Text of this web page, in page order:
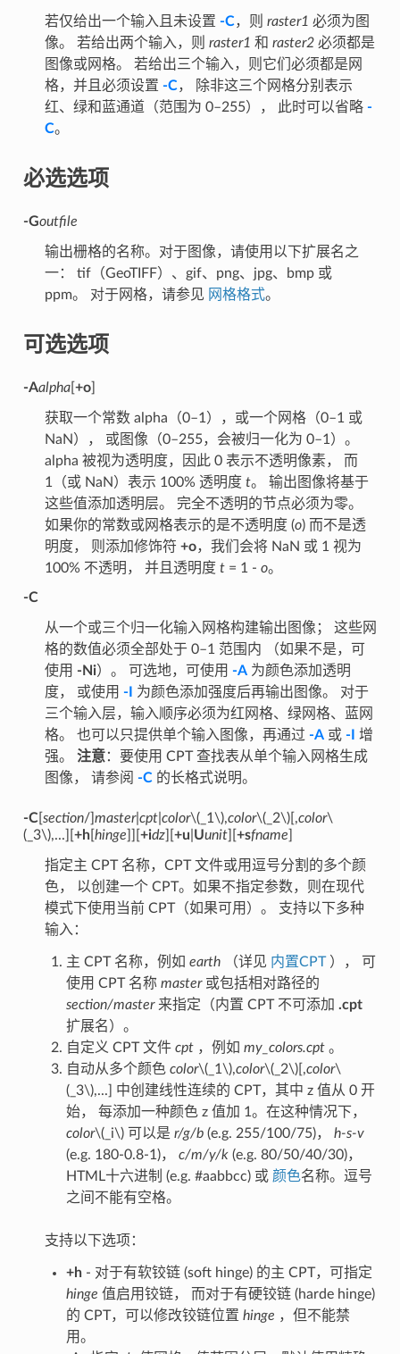
若仅给出一个输入且未设置 -C，则 raster1 必须为图
像。 若给出两个输入，则 raster1 和 raster2必须都是
图像或网格。 若给出三个输入，则它们必须都是网
格，并且必须设置 -C， 除非这三个网格分别表示
红、绿和蓝通道（范围为 0–255）， 此时可以省略 -
C。
必选选项
-Goutfile
输出栅格的名称。对于图像，请使用以下扩展名之
一： tif（GeoTIFF）、gif、png、jpg、bmp 或
ppm。 对于网格，请参见 网格格式。
可选选项
-Aalpha[ +o]
获取一个常数 alpha（0–1），或一个网格（0–1 或
NaN）， 或图像（0–255，会被归一化为 0–1）。
alpha 被视为透明度，因此 0 表示不透明像素， 而
1（或 NaN）表示 100% 透明度 t。 输出图像将基于
这些值添加透明层。 完全不透明的节点必须为零。
如果你的常数或网格表示的是不透明度 (o) 而不是透
明度， 则添加修饰符 +o，我们会将 NaN 或 1 视为
100% 不透明， 并且透明度 t= 1 - o。
-C
从一个或三个归一化输入网格构建输出图像； 这些网
格的数值必须全部处于 0–1 范围内 （如果不是，可
使用 -Ni）。 可选地，可使用 -A为颜色添加透明
度， 或使用 -I
为颜色添加强度后再输出图像。 对于
三个输入层，输入顺序必须为红网格、绿网格、蓝网
格。 也可以只提供单个输入图像，再通过 -A或 -I
增
强。 注意：要使用 CPT 查找表从单个输入网格生成
图像， 请参阅 -C的长格式说明。
-C[ section/] master|cpt| color\(_1\),color\(_2\)[,color\
(_3\),...][ +h[ hinge +idz][ +u Uunit][ +sfname
指定主 CPT 名称，CPT 文件或用逗号分割的多个颜
色， 以创建一个 CPT。如果不指定参数，则在现代
模式下使用当前 CPT（如果可用）。 支持以下多种
输入：
主 CPT 名称，例如 earth（详见 内置CPT）， 可
使用 CPT 名称 master或包括相对路径的
section/master来指定（内置 CPT 不可添加 .cpt
扩展名）。
自定义 CPT 文件 cpt，例如 my_colors.cpt。
自动从多个颜色 color\(_1\),color\(_2\)[,color\
(_3\),...] 中创建线性连续的 CPT，其中 z 值从 0 开
始， 每添加一种颜色 z 值加 1。在这种情况下，
color\(_i\)可以是 r/g/b(e.g. 255/100/75)， h-s-v
(e.g. 180-0.8-1)， c/m/y/k(e.g. 80/50/40/30)，
HTML十六进制 (e.g. #aabbcc) 或 颜色名称。逗号
之间不能有空格。
支持以下选项：
+h- 对于有软铰链 (soft hinge) 的主 CPT，可指定
hinge 值启用铰链， 而对于有硬铰链 (harde hinge)
的 CPT，可以修改铰链位置 hinge ，但不能禁
用。